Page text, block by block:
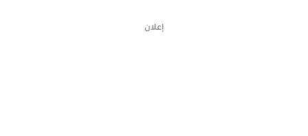
إعلان